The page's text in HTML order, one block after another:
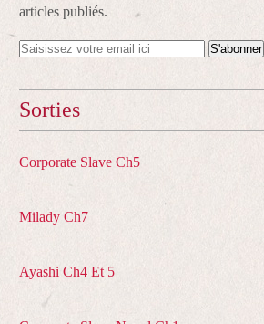
articles publiés.
Sorties
Corporate Slave Ch5
Milady Ch7
Ayashi Ch4 Et 5